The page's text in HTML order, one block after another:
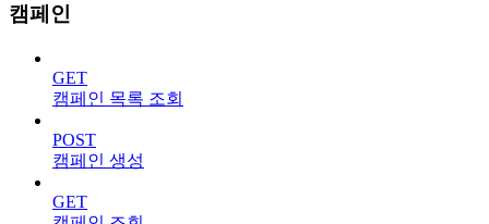
캠페인
GET
캠페인 목록 조회
POST
캠페인 생성
GET